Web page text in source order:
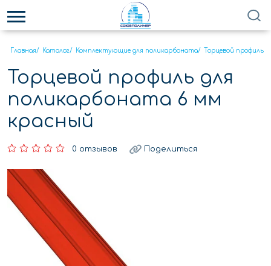
Главная/ Каталог/ Комплектующие для поликарбоната/ Торцевой профиль
Торцевой профиль для
поликарбоната 6 мм
красный
0 отзывов Поделиться